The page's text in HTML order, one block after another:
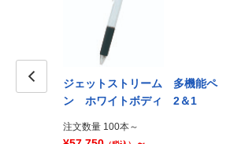
ジェットストリーム 多機能ペ
ン ホワイトボディ 2＆1
注文数量 100本～